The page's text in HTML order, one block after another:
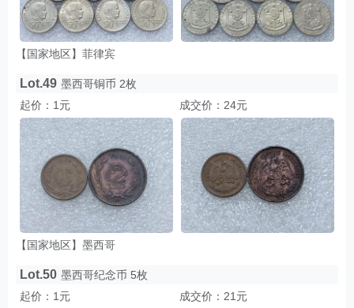
【国家地区】菲律宾
Lot.49 墨西哥铜币 2枚
起价：1元
成交价：24元
【国家地区】墨西哥
Lot.50 墨西哥纪念币 5枚
起价：1元
成交价：21元